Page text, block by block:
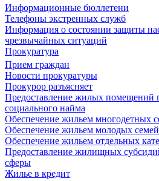
Информационные бюллетени
Телефоны экстренных служб
Информация о состоянии защиты
чрезвычайных ситуаций
Прокуратура
Прием граждан
Новости прокуратуры
Прокурор разъясняет
Предоставление жилых помещений
социального найма
Обеспечение жильем многодетных
Обеспечение жильем молодых семей
Обеспечение жильем отдельных
Предоставление жилищных
сферы
Жилье в кредит